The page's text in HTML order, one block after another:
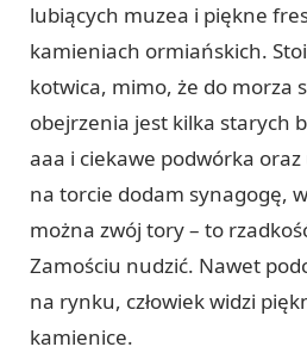
lubiących muzea i piękne
kamieniach ormiańskich.
kotwica, mimo, że do morza
obejrzenia jest kilka starych
aaa i ciekawe podwórka
na torcie dodam synagogę,
można zwój tory – to
Zamościu nudzić. Nawet
na rynku, człowiek widzi
kamienice.